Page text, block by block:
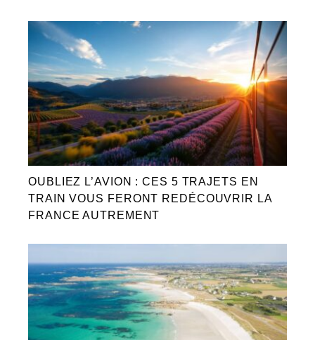
OUBLIEZ L’AVION : CES 5 TRAJETS EN
TRAIN VOUS FERONT REDÉCOUVRIR LA
FRANCE AUTREMENT